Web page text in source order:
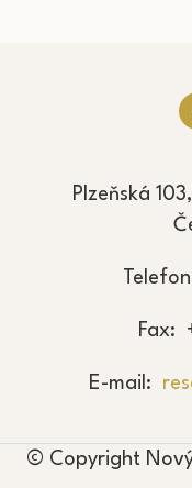
Plzeňská
Telefon
Fax
E-mail
© Copyright